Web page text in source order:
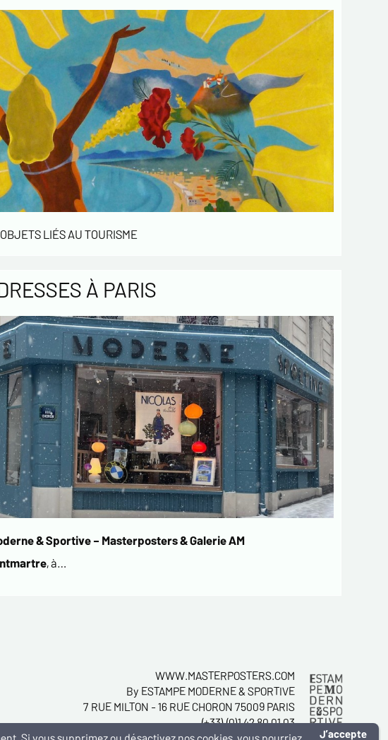
LIÉS AU TOURISME
À PARIS
& Sportive – Masterposters & Galerie AM
, à…
WWW.MASTERPOSTERS.COM
By ESTAMPE MODERNE & SPORTIVE
7 RUE MILTON - 16 RUE CHORON 75009 PARIS
(+33) (0)1 42 80 01 03
J’accepte